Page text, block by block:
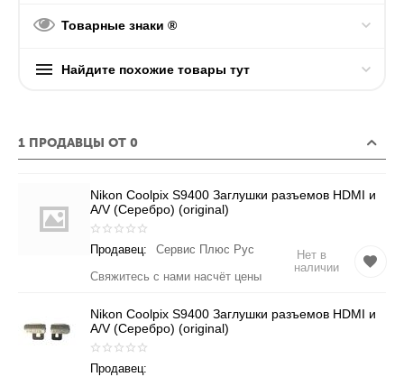
Товарные знаки ®
Найдите похожие товары тут
1 ПРОДАВЦЫ ОТ 0
Nikon Coolpix S9400 Заглушки разъемов HDMI и
A/V (Серебро) (original)
Продавец:
Сервис Плюс Рус
Свяжитесь с нами насчёт цены
Нет в
наличии
Nikon Coolpix S9400 Заглушки разъемов HDMI и
A/V (Серебро) (original)
Продавец: